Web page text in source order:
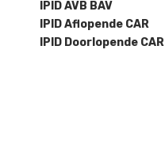
IPID AVB BAV
IPID Aflopende CAR
IPID Doorlopende CAR